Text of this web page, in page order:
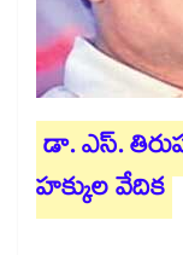
డా. ఎస్.
హక్కుల వేదిక